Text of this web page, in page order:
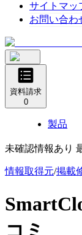
サイトマッ
お問い合わ
資料請求
0
製品
未確認情報あり
情報取得元/掲載